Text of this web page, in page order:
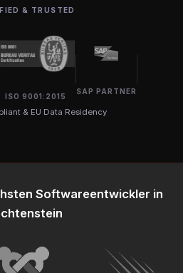
& TRUSTED
ISO 9001:2015
SAP PARTNER
& EU Data Residency
Softwareentwickler in